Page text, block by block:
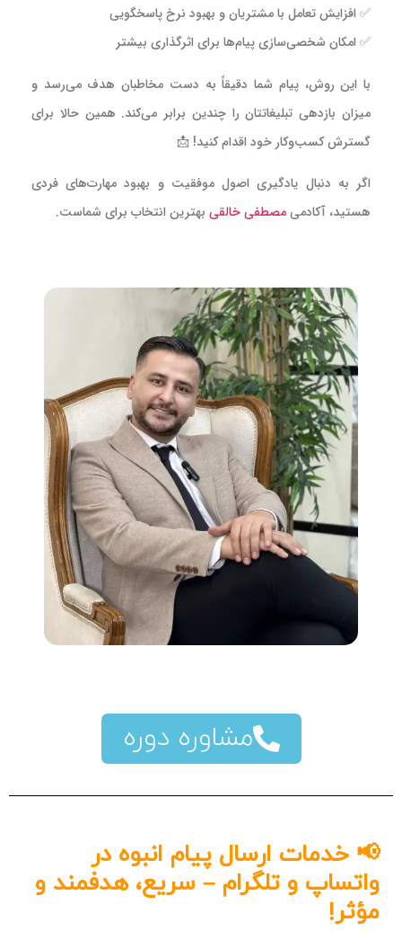
✅ افزایش تعامل با مشتریان و بهبود نرخ پاسخگویی
✅ امکان شخصی‌سازی پیام‌ها برای اثرگذاری بیشتر
با این روش، پیام شما دقیقاً به دست مخاطبان هدف می‌رسد و
میزان بازدهی تبلیغاتتان را چندین برابر می‌کند. همین حالا برای
گسترش کسب‌وکار خود اقدام کنید! 📩
اگر به دنبال یادگیری اصول موفقیت و بهبود مهارت‌های فردی
هستید، آکادمیمصطفی خالقی بهترین انتخاب برای شماست.
مشاوره دوره
📢 خدمات ارسال پیام انبوه در
واتساپ و تلگرام – سریع، هدفمند و
مؤثر!